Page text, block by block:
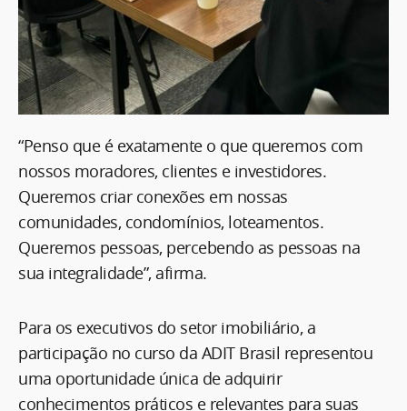
“Penso que é exatamente o que queremos com
nossos moradores, clientes e investidores.
Queremos criar conexões em nossas
comunidades, condomínios, loteamentos.
Queremos pessoas, percebendo as pessoas na
sua integralidade”, afirma.
Para os executivos do setor imobiliário, a
participação no curso da ADIT Brasil representou
uma oportunidade única de adquirir
conhecimentos práticos e relevantes para suas